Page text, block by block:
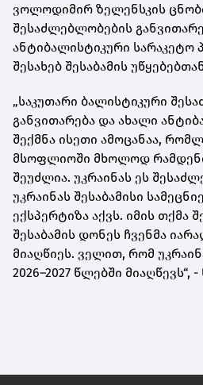
ვოლოდიმირ ზელენსკის
შესაძლებლობების
ანტიბალისტიკური სარაკეტო
შესახებ შესაბამის
„საკუთარი ბალისტიკური
განვითარება და ახალი
შექმნა ისეთი ამოცანაა,
მსოფლიოში მხოლოდ
შეუძლია. უკრაინას ეს
უკრაინას შესაბამისი
ექსპერტიზა აქვს. იმის თქმა
შესაბამის დონეს ჩვენმა
მიაღწიეს. ველით, რომ
2026–2027 წლებში მიაღწევს“,